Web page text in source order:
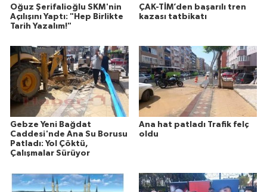
Oğuz Şerifalioğlu SKM'nin
Açılışını Yaptı: "Hep Birlikte
Tarih Yazalım!"
ÇAK-TİM’den başarılı tren
kazası tatbikatı
Gebze Yeni Bağdat
Caddesi'nde Ana Su Borusu
Patladı: Yol Çöktü,
Çalışmalar Sürüyor
Ana hat patladı Trafik felç
oldu